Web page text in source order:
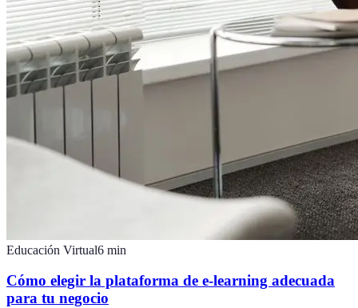
Educación Virtual6 min
Cómo elegir la plataforma de e-learning adecuada
para tu negocio